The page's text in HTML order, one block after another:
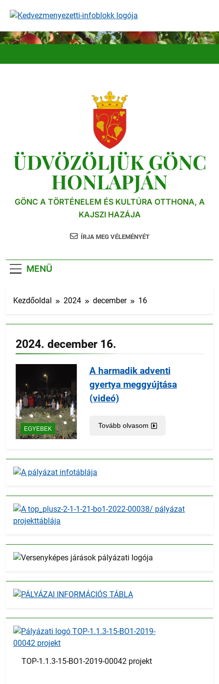
ÜDVÖZÖLJÜK GÖNC
HONLAPJÁN
GÖNC A TÖRTÉNELEM ÉS KULTÚRA OTTHONA, A
KAJSZI HAZÁJA
ÍRJA MEG VÉLEMÉNYÉT
MENÜ
Kezdőoldal 2024 december 16
2024. december 16.
EGYEBEK
A harmadik adventi
gyertya meggyújtása
(videó)
Tovább olvasom
TOP-1.1.3-15-BO1-2019-00042 projekt